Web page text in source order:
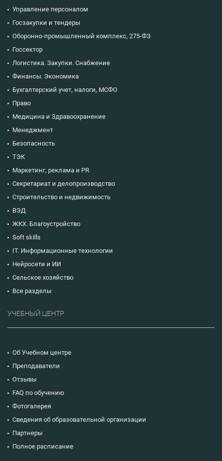
Управление персоналом
Госзакупки и тендеры
Оборонно-промышленный комплекс, 275-ФЗ
Госсектор
Логистика. Закупки. Снабжение
Финансы. Экономика
Бухгалтерский учет, налоги, МСФО
Право
Медицина и Здравоохранение
Менеджмент
Безопасность
ТЭК
Маркетинг, реклама и PR
Секретариат и делопроизводство
Строительство и недвижимость
ВЭД
ЖКХ. Благоустройство
Soft skills
IT. Информационные технологии
Нейросети и ИИ
Сельское хозяйство
Все разделы
УЧЕБНЫЙ ЦЕНТР
Об Учебном центре
Преподаватели
Отзывы
FAQ по обучению
Фотогалерея
Сведения об образовательной организации
Партнеры
Полное расписание